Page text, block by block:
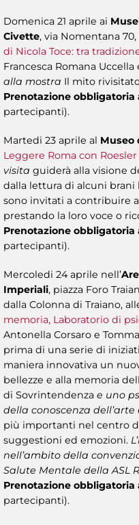
Domenica 21 aprile ai
Civette, via Nomentana 70,
di Nicola Toce: tra
Francesca Romana Uccella
alla mostra Il mito
Prenotazione obbligatoria
partecipanti).
Martedi 23 aprile al Museo
Leggere Roma con Roesler
visita guiderà alla visione
dalla lettura di alcuni
sono invitati a contribuire
prestando la loro voce o
Prenotazione obbligatoria
partecipanti).
Mercoledi 24 aprile nell’
Imperiali, piazza Foro
dalla Colonna di Traiano,
memoria, Laboratorio di
Antonella Corsaro e
prima di una serie di
maniera innovativa un
bellezze e alla memoria
di Sovrintendenza e uno
della conoscenza dell’arte
più importanti nel centro
suggestioni ed emozioni.
nell’ambito della
Salute Mentale della ASL
Prenotazione obbligatoria
partecipanti).